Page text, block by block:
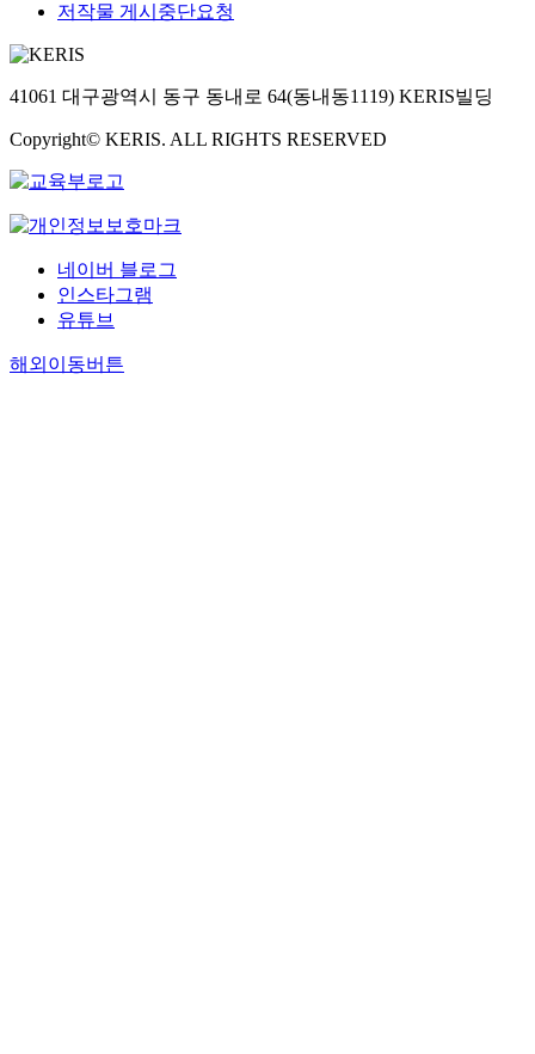
저작물 게시중단요청
41061 대구광역시 동구 동내로 64(동내동1119) KERIS빌딩
Copyright© KERIS. ALL RIGHTS RESERVED
네이버 블로그
인스타그램
유튜브
해외이동버튼